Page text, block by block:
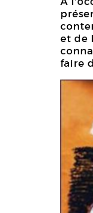
et de
faire